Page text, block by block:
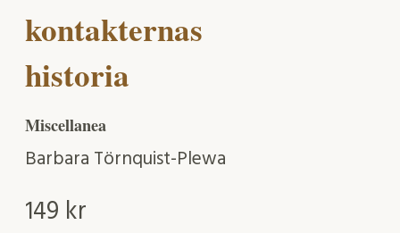
kontakternas
historia
Miscellanea
Barbara Törnquist-Plewa
149 kr